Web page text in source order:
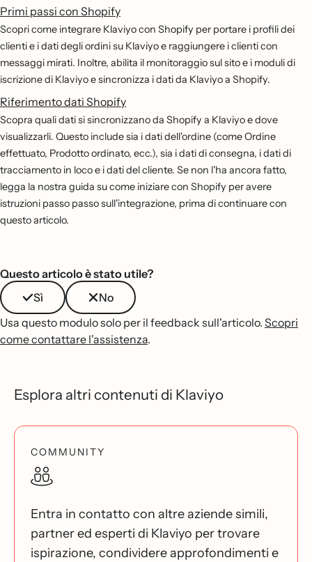
Primi passi con Shopify
Scopri come integrare Klaviyo con Shopify per portare i profili dei
clienti e i dati degli ordini su Klaviyo e raggiungere i clienti con
messaggi mirati. Inoltre, abilita il monitoraggio sul sito e i moduli di
iscrizione di Klaviyo e sincronizza i dati da Klaviyo a Shopify.
Riferimento dati Shopify
Scopra quali dati si sincronizzano da Shopify a Klaviyo e dove
visualizzarli. Questo include sia i dati dell'ordine (come Ordine
effettuato, Prodotto ordinato, ecc.), sia i dati di consegna, i dati di
tracciamento in loco e i dati del cliente. Se non l'ha ancora fatto,
legga la nostra guida su come iniziare con Shopify per avere
istruzioni passo passo sull'integrazione, prima di continuare con
questo articolo.
Questo articolo è stato utile?
Sì
No
Usa questo modulo solo per il feedback sull'articolo. Scopri
come contattare l'assistenza.
Esplora altri contenuti di Klaviyo
COMMUNITY
Entra in contatto con altre aziende simili,
partner ed esperti di Klaviyo per trovare
ispirazione, condividere approfondimenti e